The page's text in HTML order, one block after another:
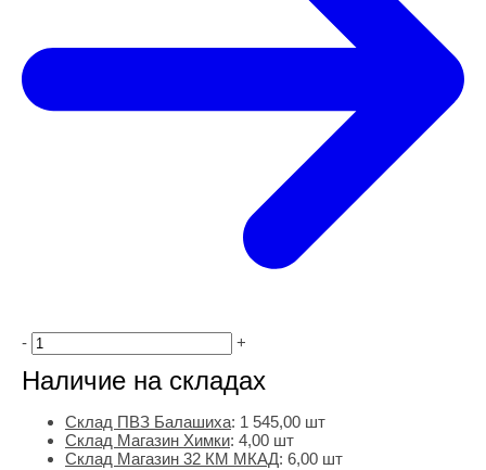
- +
Наличие на складах
Склад ПВЗ Балашиха: 1 545,00 шт
Склад Магазин Химки: 4,00 шт
Склад Магазин 32 КМ МКАД: 6,00 шт